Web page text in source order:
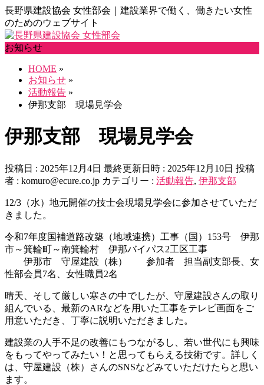
長野県建設協会 女性部会｜建設業界で働く、働きたい女性
のためのウェブサイト
お知らせ
HOME »
お知らせ »
活動報告 »
伊那支部 現場見学会
伊那支部 現場見学会
投稿日 : 2025年12月4日 最終更新日時 : 2025年12月10日 投稿
者 : komuro@ecure.co.jp カテゴリー : 活動報告, 伊那支部
12/3（水）地元開催の技士会現場見学会に参加させていただ
きました。
令和7年度国補道路改築（地域連携）工事（国）153号 伊那
市～箕輪町～南箕輪村 伊那バイパス2工区工事
伊那市 守屋建設（株） 参加者 担当副支部長、女
性部会員7名、女性職員2名
晴天、そして厳しい寒さの中でしたが、守屋建設さんの取り
組んでいる、最新のARなどを用いた工事をテレビ画面をご
用意いただき、丁寧に説明いただきました。
建設業の人手不足の改善にもつながるし、若い世代にも興味
をもってやってみたい！と思ってもらえる技術です。詳しく
は、守屋建設（株）さんのSNSなどみていただけたらと思い
ます。